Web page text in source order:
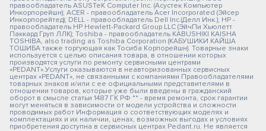
правообладатель ASUSTeK Computer Inc. (Асустек Компьютер
Инкорпорейшн); ACER - правообладатель Acer Incorporated (Эйсер
Инкорпорейтед); DELL - правообладатель Dell Inc.(Делл Инк.); HP -
правообладатель HP Hewlett-Packard Group LLC (ЭйчПи Хьюлетт
Паккард Груп ЛЛК); Toshiba - правообладатель KABUSHIKI KAISHA
TOSHIBA, also trading as Toshiba Corporation (КАБУШИКИ КАЙША
ТОШИБА также торгующая как Тосиба Корпорейшн). Товарные знаки
используется с целью описания товара, в отношении которых
производятся услуги по ремонту сервисными центрами
«PEDANT».Услуги оказываются в неавторизованных сервисных
центрах «PEDANT», не связанными с компаниями Правообладателями
товарных знаков и/или с ее официальными представителями в
отношении товаров, которые уже были введены в гражданский
оборот в смысле статьи 1487 ГК РФ ** - время ремонта, срок гарантии
могут меняться в зависимости от модели устройства и сложности
проводимых работ Информация о соответствующих моделях и
комплектациях и их наличии, ценах, возможных выгодах и условиях
приобретения доступна в сервисных центрах Pedant.ru. Не является